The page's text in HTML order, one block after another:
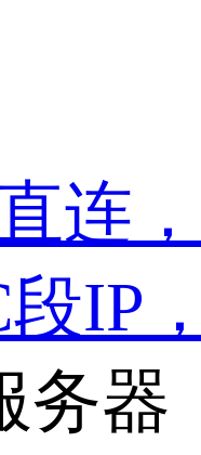
连
IP
务器